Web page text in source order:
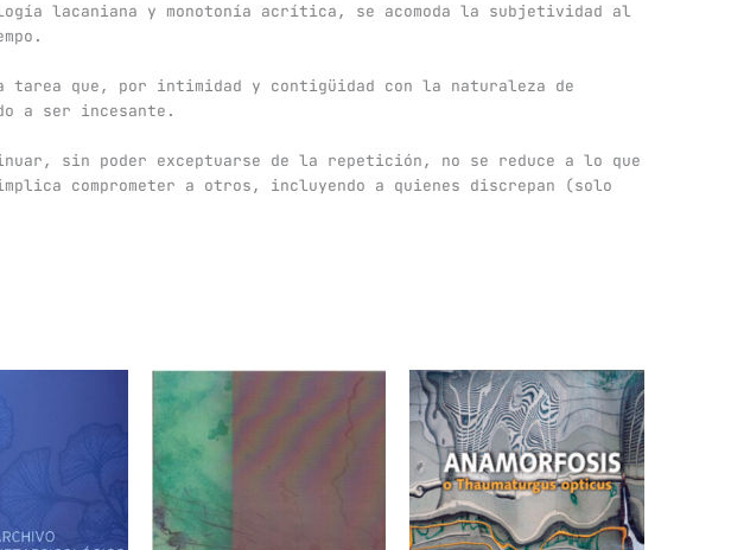
lacaniana y monotonía acrítica, se acomoda la subjetividad al
tarea que, por intimidad y contigüidad con la naturaleza de
a ser incesante.
sin poder exceptuarse de la repetición, no se reduce a lo que
comprometer a otros, incluyendo a quienes discrepan (solo